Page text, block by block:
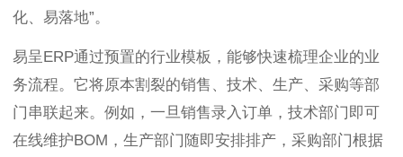
化、易落地”。
易呈ERP通过预置的行业模板，能够快速梳理企业的业
务流程。它将原本割裂的销售、技术、生产、采购等部
门串联起来。例如，一旦销售录入订单，技术部门即可
在线维护BOM，生产部门随即安排排产，采购部门根据